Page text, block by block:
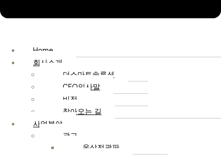
Home
회사소개
더스마트솔루션
CEO인사말
비전
찾아오는 길
사업분야
광고
옥상전광판